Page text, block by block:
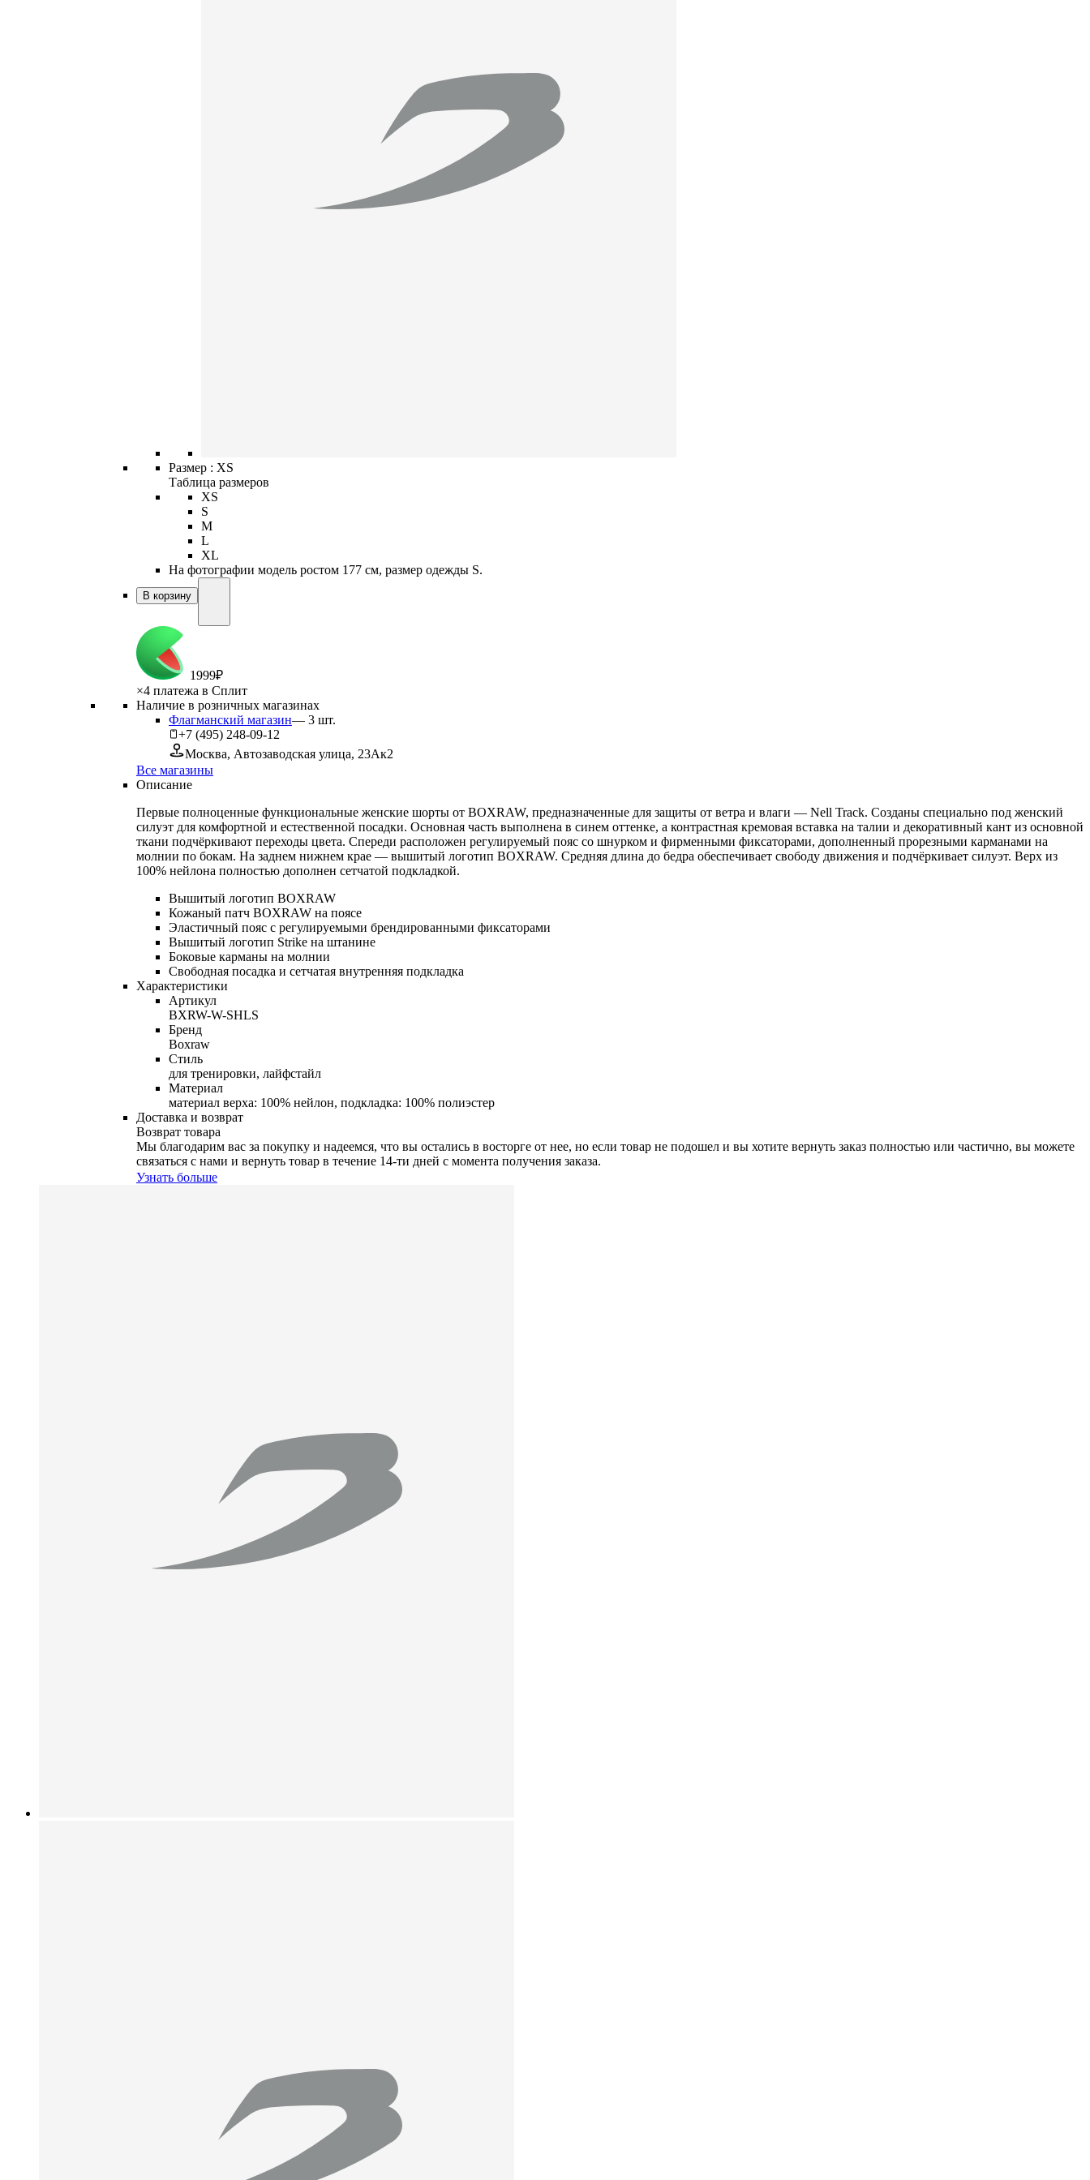
Размер : XS
Таблица размеров
XS
S
M
L
XL
На фотографии модель ростом 177 см, размер одежды S.
В корзину
1999₽
×4 платежа в Сплит
Наличие в розничных магазинах
Флагманский магазин— 3 шт.
+7 (495) 248-09-12
Москва, Автозаводская улица, 23Ак2
Все магазины
Описание
Первые полноценные функциональные женские шорты от BOXRAW, предназначенные для защиты от ветра и влаги — Nell Track. Созданы специально под женский
силуэт для комфортной и естественной посадки. Основная часть выполнена в синем оттенке, а контрастная кремовая вставка на талии и декоративный кант из основной
ткани подчёркивают переходы цвета. Спереди расположен регулируемый пояс со шнурком и фирменными фиксаторами, дополненный прорезными карманами на
молнии по бокам. На заднем нижнем крае — вышитый логотип BOXRAW. Средняя длина до бедра обеспечивает свободу движения и подчёркивает силуэт. Верх из
100% нейлона полностью дополнен сетчатой подкладкой.
Вышитый логотип BOXRAW
Кожаный патч BOXRAW на поясе
Эластичный пояс с регулируемыми брендированными фиксаторами
Вышитый логотип Strike на штанине
Боковые карманы на молнии
Свободная посадка и сетчатая внутренняя подкладка
Характеристики
Артикул
BXRW-W-SHLS
Бренд
Boxraw
Стиль
для тренировки, лайфстайл
Материал
материал верха: 100% нейлон, подкладка: 100% полиэстер
Доставка и возврат
Возврат товара
Мы благодарим вас за покупку и надеемся, что вы остались в восторге от нее, но если товар не подошел и вы хотите вернуть заказ полностью или частично, вы можете
связаться с нами и вернуть товар в течение 14-ти дней с момента получения заказа.
Узнать больше